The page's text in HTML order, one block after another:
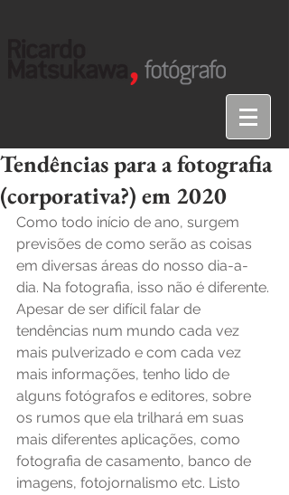
Tendências para a fotografia
(corporativa?) em 2020
Como todo início de ano, surgem
previsões de como serão as coisas
em diversas áreas do nosso dia-a-
dia. Na fotografia, isso não é diferente.
Apesar de ser difícil falar de
tendências num mundo cada vez
mais pulverizado e com cada vez
mais informações, tenho lido de
alguns fotógrafos e editores, sobre
os rumos que ela trilhará em suas
mais diferentes aplicações, como
fotografia de casamento, banco de
imagens, fotojornalismo etc. Listo